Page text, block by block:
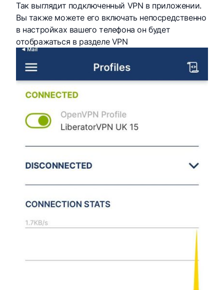
Так выглядит подключенный VPN в приложении.
Вы также можете его включать непосредственно
в настройках вашего телефона он будет
отображаться в разделе VPN